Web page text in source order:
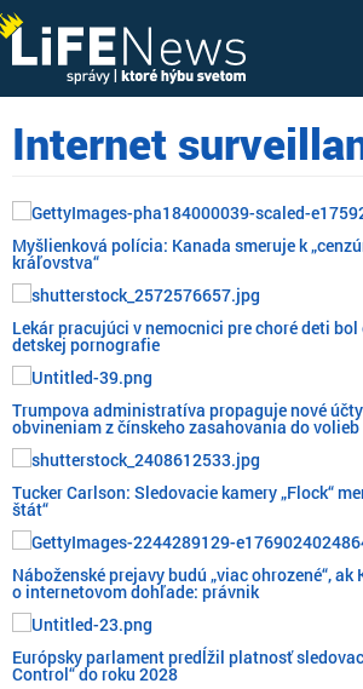
Internet
Myšlienková polícia: Kanada smeruje k
kráľovstva“
Lekár pracujúci v nemocnici pre choré deti
detskej pornografie
Trumpova administratíva propaguje nové
obvineniam z čínskeho zasahovania do volieb
Tucker Carlson: Sledovacie kamery „Flock“
štát“
Náboženské prejavy budú „viac ohrozené“,
o internetovom dohľade: právnik
Európsky parlament predĺžil platnosť
Control“ do roku 2028